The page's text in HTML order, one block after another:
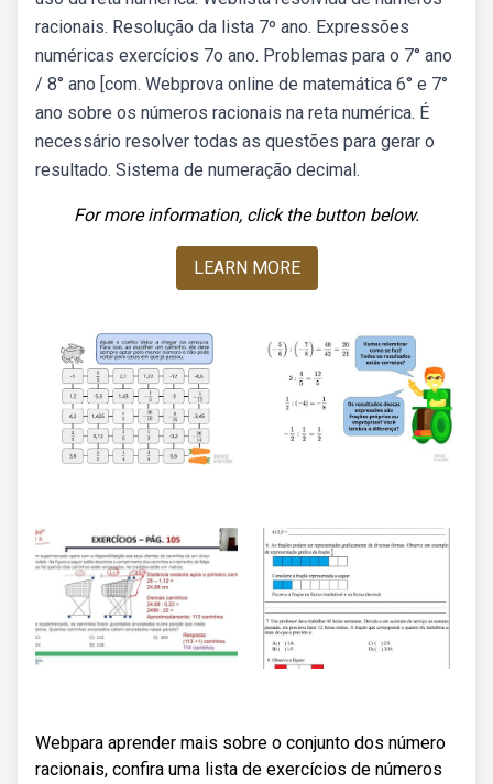
racionais. Resolução da lista 7º ano. Expressões
numéricas exercícios 7o ano. Problemas para o 7° ano
/ 8° ano [com. Webprova online de matemática 6° e 7°
ano sobre os números racionais na reta numérica. É
necessário resolver todas as questões para gerar o
resultado. Sistema de numeração decimal.
For more information, click the button below.
LEARN MORE
Webpara aprender mais sobre o conjunto dos número
racionais, confira uma lista de exercícios de números